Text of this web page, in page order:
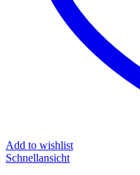
Add to wishlist
Schnellansicht